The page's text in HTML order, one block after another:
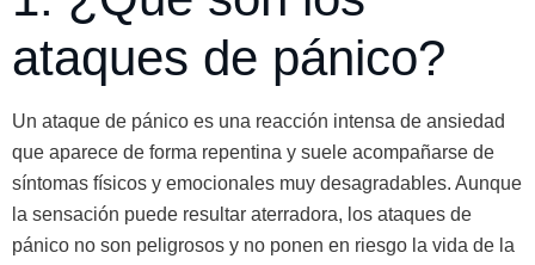
ataques de pánico?
Un ataque de pánico es una reacción intensa de ansiedad
que aparece de forma repentina y suele acompañarse de
síntomas físicos y emocionales muy desagradables. Aunque
la sensación puede resultar aterradora, los ataques de
pánico no son peligrosos y no ponen en riesgo la vida de la